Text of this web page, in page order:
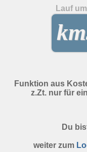
Lauf
Funktion aus
z.Zt. nur für
Du
weiter zum